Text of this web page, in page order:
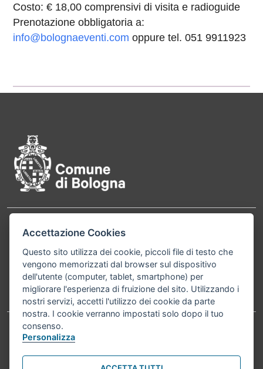
Costo: € 18,00 comprensivi di visita e radioguide
Prenotazione obbligatoria a:
info@bolognaeventi.com oppure tel. 051 9911923
Contatti
Comune di Bologna, Piazza Maggiore, 6 - 40124
Bologna P.Iva 01232710374 Cod. IBAN: IT 88 R
02008 02435 000020067156
Telefono:051203040
Accessibilità Carta dei valori
Informativa sul trattamento dei dati personali Note legali
Accettazione Cookies
Questo sito utilizza dei cookie, piccoli file di testo che
vengono memorizzati dal browser sul dispositivo
dell'utente (computer, tablet, smartphone) per
migliorare l'esperienza di fruizione del sito. Utilizzando i
nostri servizi, accetti l'utilizzo dei cookie da parte
nostra. I cookie verranno impostati solo dopo il tuo
consenso.
Personalizza